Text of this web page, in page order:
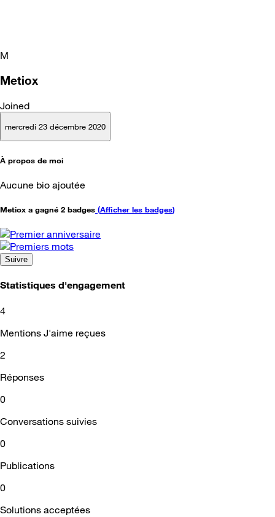
M
Metiox
Joined
mercredi 23 décembre 2020
À propos de moi
Aucune bio ajoutée
Metiox a gagné 2 badges (Afficher les badges)
Suivre
Statistiques d'engagement
4
Mentions J'aime reçues
2
Réponses
0
Conversations suivies
0
Publications
0
Solutions acceptées